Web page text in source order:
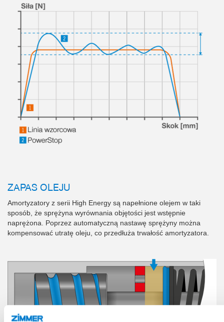
ZAPAS OLEJU
Amortyzatory z serii High Energy są napełnione olejem w taki
sposób, że sprężyna wyrównania objętości jest wstępnie
naprężona. Poprzez automatyczną nastawę sprężyny można
kompensować utratę oleju, co przedłuża trwałość amortyzatora.